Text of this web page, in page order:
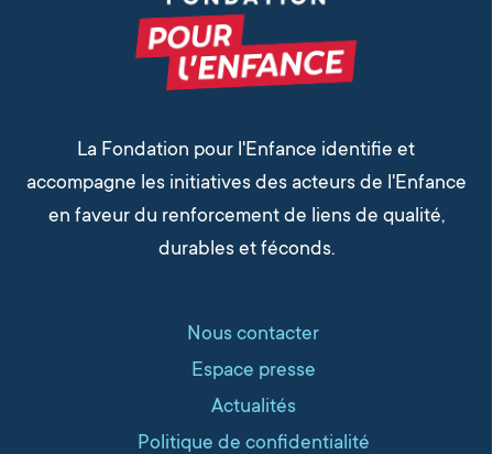
La Fondation pour l'Enfance identifie et
accompagne les initiatives des acteurs de l'Enfance
en faveur du renforcement de liens de qualité,
durables et féconds.
Nous contacter
Espace presse
Actualités
Politique de confidentialité